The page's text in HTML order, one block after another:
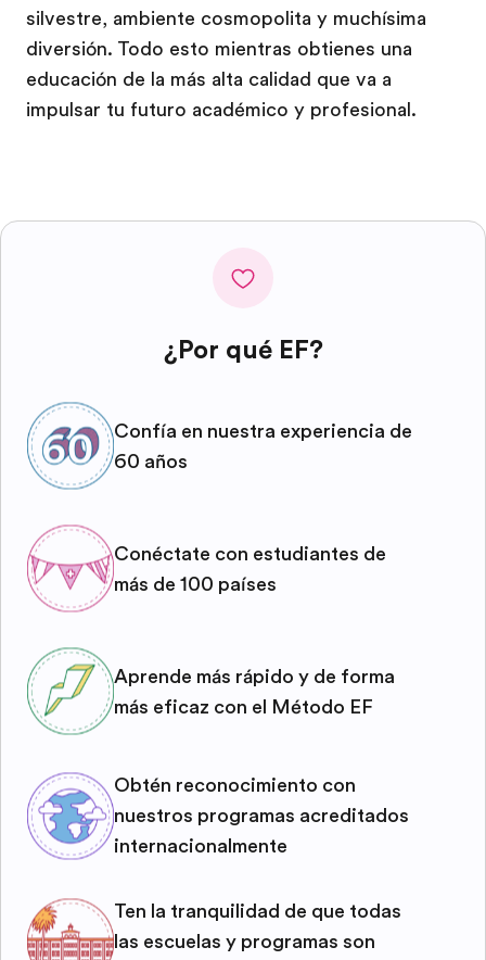
silvestre, ambiente cosmopolita y muchísima
diversión. Todo esto mientras obtienes una
educación de la más alta calidad que va a
impulsar tu futuro académico y profesional.
¿Por qué EF?
Confía en nuestra experiencia de
60 años
Conéctate con estudiantes de
más de 100 países
Aprende más rápido y de forma
más eficaz con el Método EF
Obtén reconocimiento con
nuestros programas acreditados
internacionalmente
Ten la tranquilidad de que todas
las escuelas y programas son